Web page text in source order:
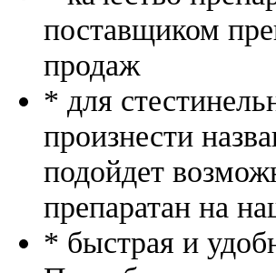
поставщиком
продаж
* для
произнести
подойдет
препаратан на
* быстрая и